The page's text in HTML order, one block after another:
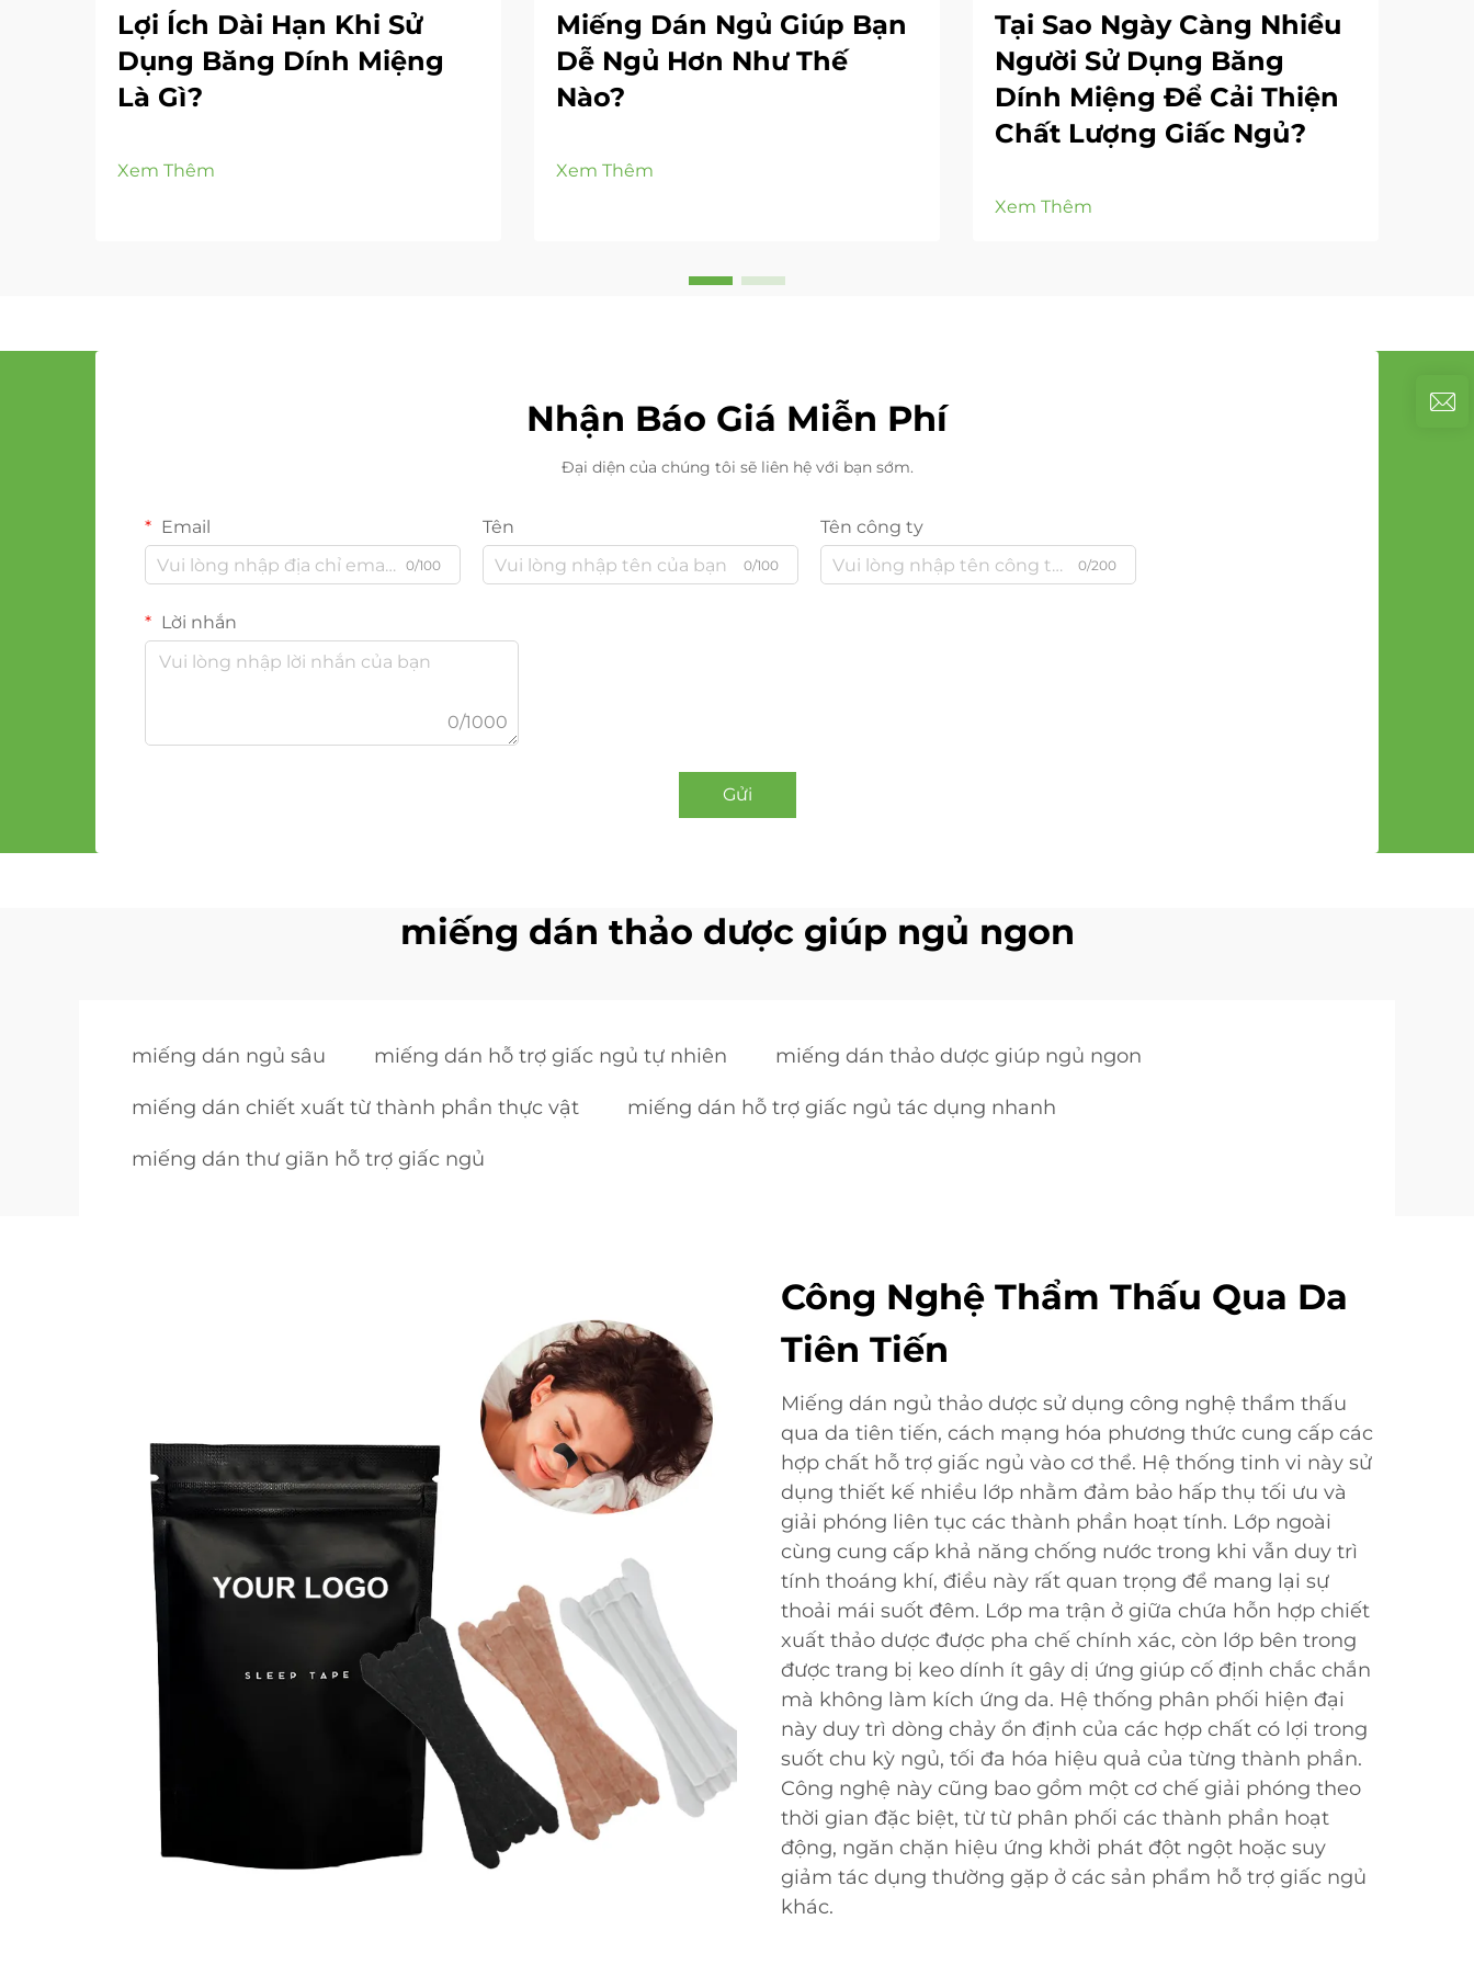
Lợi Ích Dài Hạn Khi Sử
Dụng Băng Dính Miệng
Là Gì?
Xem Thêm
Miếng Dán Ngủ Giúp Bạn
Dễ Ngủ Hơn Như Thế
Nào?
Xem Thêm
Tại Sao Ngày Càng Nhiều
Người Sử Dụng Băng
Dính Miệng Để Cải Thiện
Chất Lượng Giấc Ngủ?
Xem Thêm
Nhận Báo Giá Miễn Phí
Đại diện của chúng tôi sẽ liên hệ với bạn sớm.
Email
0/100
Tên
0/100
Tên công ty
0/200
Lời nhắn
0/1000
Gửi
miếng dán thảo dược giúp ngủ ngon
miếng dán ngủ sâu miếng dán hỗ trợ giấc ngủ tự nhiên miếng dán thảo dược giúp ngủ ngon
miếng dán chiết xuất từ thành phần thực vật miếng dán hỗ trợ giấc ngủ tác dụng nhanh
miếng dán thư giãn hỗ trợ giấc ngủ
Công Nghệ Thẩm Thấu Qua Da
Tiên Tiến
Miếng dán ngủ thảo dược sử dụng công nghệ thẩm thấu
qua da tiên tiến, cách mạng hóa phương thức cung cấp các
hợp chất hỗ trợ giấc ngủ vào cơ thể. Hệ thống tinh vi này sử
dụng thiết kế nhiều lớp nhằm đảm bảo hấp thụ tối ưu và
giải phóng liên tục các thành phần hoạt tính. Lớp ngoài
cùng cung cấp khả năng chống nước trong khi vẫn duy trì
tính thoáng khí, điều này rất quan trọng để mang lại sự
thoải mái suốt đêm. Lớp ma trận ở giữa chứa hỗn hợp chiết
xuất thảo dược được pha chế chính xác, còn lớp bên trong
được trang bị keo dính ít gây dị ứng giúp cố định chắc chắn
mà không làm kích ứng da. Hệ thống phân phối hiện đại
này duy trì dòng chảy ổn định của các hợp chất có lợi trong
suốt chu kỳ ngủ, tối đa hóa hiệu quả của từng thành phần.
Công nghệ này cũng bao gồm một cơ chế giải phóng theo
thời gian đặc biệt, từ từ phân phối các thành phần hoạt
động, ngăn chặn hiệu ứng khởi phát đột ngột hoặc suy
giảm tác dụng thường gặp ở các sản phẩm hỗ trợ giấc ngủ
khác.